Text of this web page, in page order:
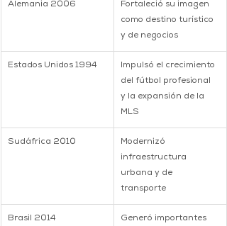
Alemania 2006
Fortaleció su imagen
como destino turístico
y de negocios
Estados Unidos 1994
Impulsó el crecimiento
del fútbol profesional
y la expansión de la
MLS
Sudáfrica 2010
Modernizó
infraestructura
urbana y de
transporte
Brasil 2014 Generó importantes